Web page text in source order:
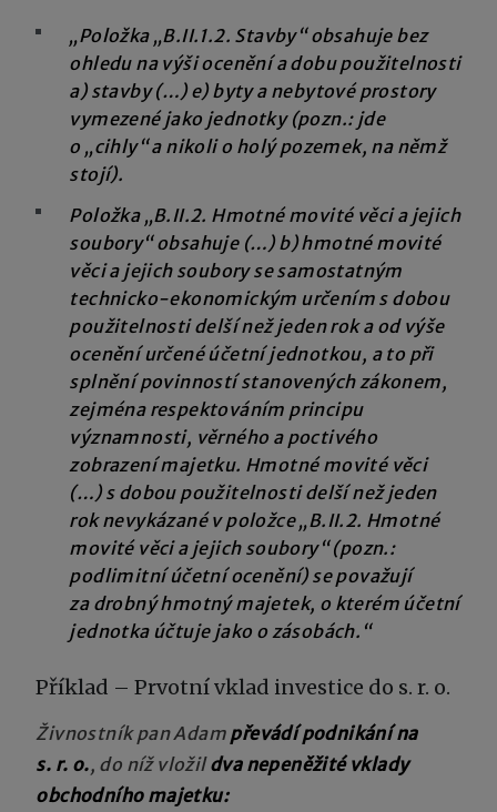
„Položka „B.II.1.2. Stavby“ obsahuje bez
ohledu na výši ocenění a dobu použitelnosti
a) stavby (…) e) byty a nebytové prostory
vymezené jako jednotky (pozn.: jde
o „cihly“ a nikoli o holý pozemek, na němž
stojí).
Položka „B.II.2. Hmotné movité věci a jejich
soubory“ obsahuje (…) b) hmotné movité
věci a jejich soubory se samostatným
technicko-ekonomickým určením s dobou
použitelnosti delší než jeden rok a od výše
ocenění určené účetní jednotkou, a to při
splnění povinností stanovených zákonem,
zejména respektováním principu
významnosti, věrného a poctivého
zobrazení majetku. Hmotné movité věci
(…) s dobou použitelnosti delší než jeden
rok nevykázané v položce „B.II.2. Hmotné
movité věci a jejich soubory“ (pozn.:
podlimitní účetní ocenění) se považují
za drobný hmotný majetek, o kterém účetní
jednotka účtuje jako o zásobách.“
Příklad – Prvotní vklad investice do s. r. o.
Živnostník pan Adam převádí podnikání na
s. r. o., do níž vložildva nepeněžité vklady
obchodního majetku: